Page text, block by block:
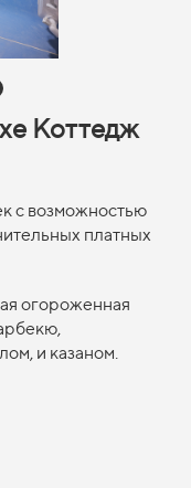
Коттедж
с возможностью
платных
огороженная
и казаном.